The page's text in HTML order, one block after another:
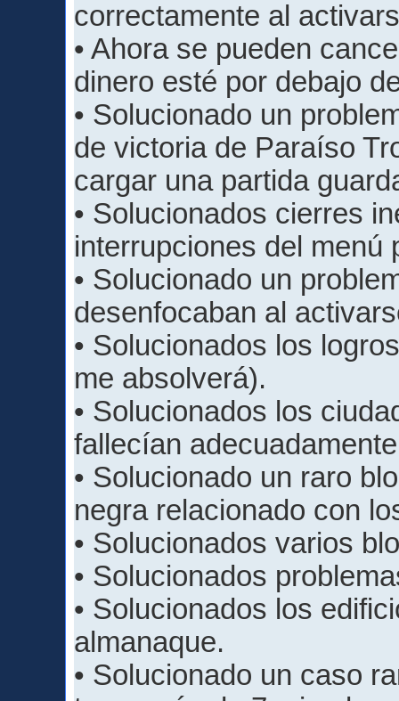
correctamente al
• Ahora se pueden
dinero esté por debajo
• Solucionado un
de victoria de Paraíso
cargar una partida
• Solucionados cierres
interrupciones del menú
• Solucionado un
desenfocaban al
• Solucionados los
me absolverá).
• Solucionados los
fallecían
• Solucionado un raro
negra relacionado con
• Solucionados varios
• Solucionados
• Solucionados los
almanaque.
• Solucionado un caso